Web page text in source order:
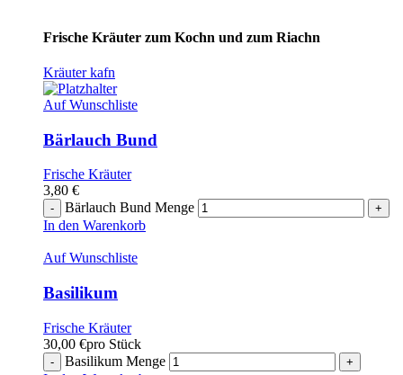
Frische Kräuter zum Kochn und zum Riachn
Kräuter kafn
Auf Wunschliste
Bärlauch Bund
Frische Kräuter
3,80 €
Bärlauch Bund Menge
In den Warenkorb
Auf Wunschliste
Basilikum
Frische Kräuter
30,00 €pro Stück
Basilikum Menge